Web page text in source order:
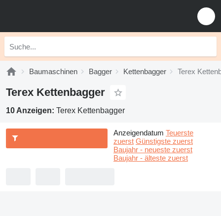
Baumaschinen Bagger Kettenbagger Terex
Terex Kettenbagger
10 Anzeigen: Terex Kettenbagger
Anzeigendatum Teuerste
zuerst Günstigste zuerst
Baujahr - neueste zuerst
Baujahr - älteste zuerst